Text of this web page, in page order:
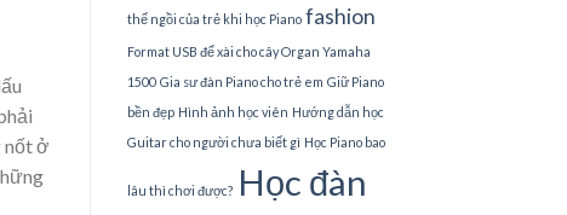
nốt ở
thế ngồi của trẻ khi học Piano fashion
Format USB để xài cho cây Organ Yamaha
1500 Gia sư đàn Piano cho trẻ em Giữ Piano
bền đẹp Hình ảnh học viên Hướng dẫn học
Guitar cho người chưa biết gì Học Piano bao
lâu thì chơi được? Học đàn